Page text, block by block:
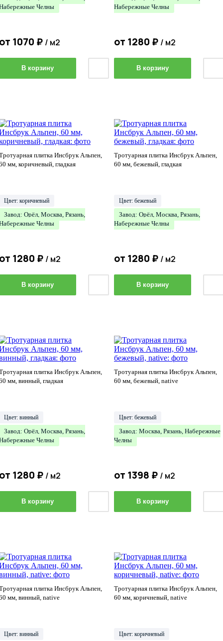
Челны
1070 ₽ / м2
В корзину
Набережные Челны
от 1280 ₽ / м2
В корзину
плитка Инсбрук Альпен,
мм, коричневый, гладкая
Цвет: коричневый
Завод: Орёл, Москва, Рязань,
Челны
1280 ₽ / м2
В корзину
Тротуарная плитка Инсбрук Альпен,
60 мм, бежевый, гладкая
Цвет: бежевый
Завод: Орёл, Москва, Рязань,
Набережные Челны
от 1280 ₽ / м2
В корзину
плитка Инсбрук Альпен,
мм, винный, гладкая
Цвет: винный
Завод: Орёл, Москва, Рязань,
Челны
1280 ₽ / м2
В корзину
Тротуарная плитка Инсбрук Альпен,
60 мм, бежевый, native
Цвет: бежевый
Завод: Москва, Рязань, Набережные
Челны
от 1398 ₽ / м2
В корзину
плитка Инсбрук Альпен,
мм, винный, native
Цвет: винный
Тротуарная плитка Инсбрук Альпен,
60 мм, коричневый, native
Цвет: коричневый